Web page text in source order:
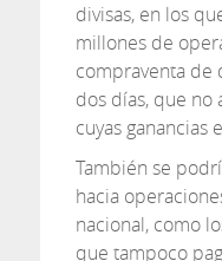
divisas, en los
millones de
compraventa de
dos días, que no
cuyas ganancias
También se
hacia
nacional, como
que tampoco